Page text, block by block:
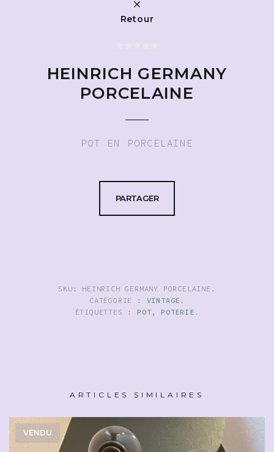
Retour
HEINRICH GERMANY
PORCELAINE
POT EN PORCELAINE
PARTAGER
SKU: HEINRICH GERMANY PORCELAINE .
CATÉGORIE : VINTAGE .
ÉTIQUETTES : POT , POTERIE .
ARTICLES SIMILAIRES
VENDU